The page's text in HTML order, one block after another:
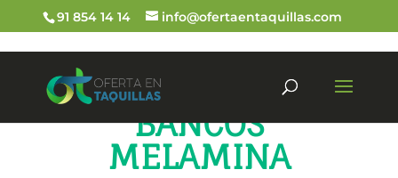
91 854 14 14 info@ofertaentaquillas.com
BANCOS
MELAMINA